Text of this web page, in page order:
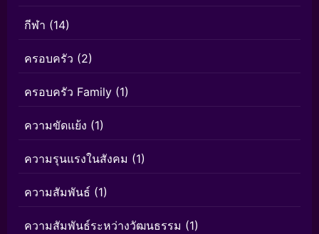
กีฬา (14)
ครอบครัว (2)
ครอบครัว Family (1)
ความขัดแย้ง (1)
ความรุนแรงในสังคม (1)
ความสัมพันธ์ (1)
ความสัมพันธ์ระหว่างวัฒนธรรม (1)